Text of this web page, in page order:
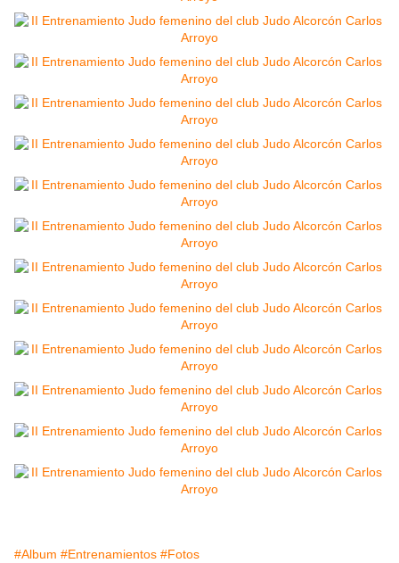
#Album #Entrenamientos #Fotos